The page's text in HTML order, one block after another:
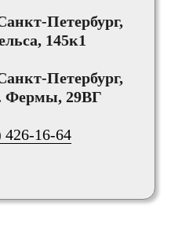
Петербург,
145к1
Петербург,
Фермы, 29ВГ
426-16-64